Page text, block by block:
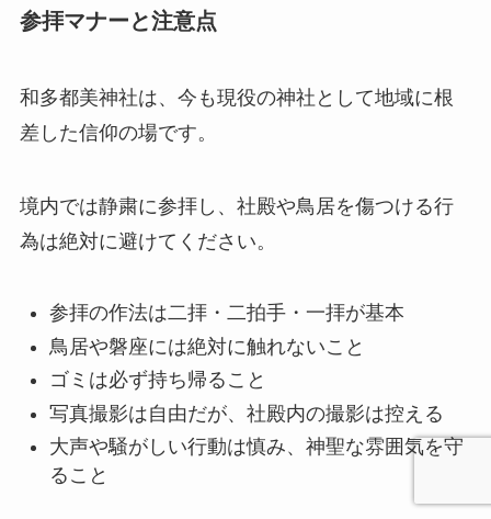
参拝マナーと注意点
和多都美神社は、今も現役の神社として地域に根
差した信仰の場です。
境内では静粛に参拝し、社殿や鳥居を傷つける行
為は絶対に避けてください。
参拝の作法は二拝・二拍手・一拝が基本
鳥居や磐座には絶対に触れないこと
ゴミは必ず持ち帰ること
写真撮影は自由だが、社殿内の撮影は控える
大声や騒がしい行動は慎み、神聖な雰囲気を守
ること